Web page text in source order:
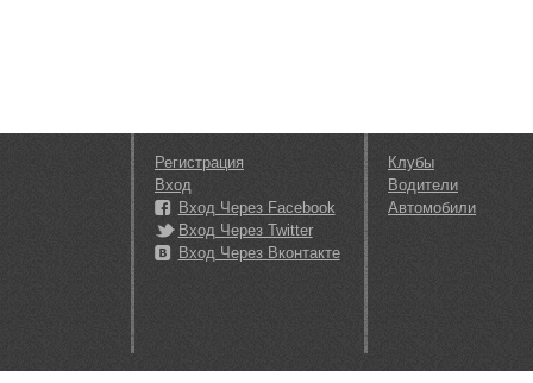
Регистрация
Вход
Вход Через Facebook
Вход Через Twitter
Вход Через Вконтакте
Клубы
Водители
Автомобили